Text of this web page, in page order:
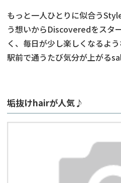
もっと一人ひとりに似合う
う想いからDiscoveredをスタ
く、毎日が少し楽しくなるよ
駅前で通うたび気分が上がる
垢抜けhairが人気♪